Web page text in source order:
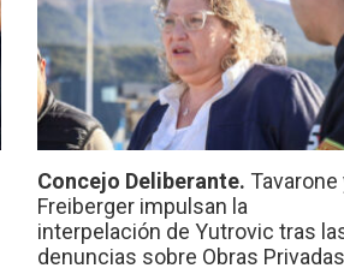
Concejo Deliberante. Tavarone
Freiberger impulsan la
interpelación de Yutrovic tras
denuncias sobre Obras Privadas